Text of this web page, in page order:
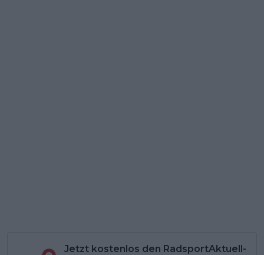
Jetzt kostenlos den RadsportAktuell-